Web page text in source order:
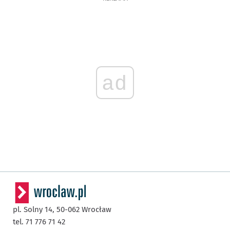
ad
pl. Solny 14, 50-062 Wrocław
tel. 71 776 71 42